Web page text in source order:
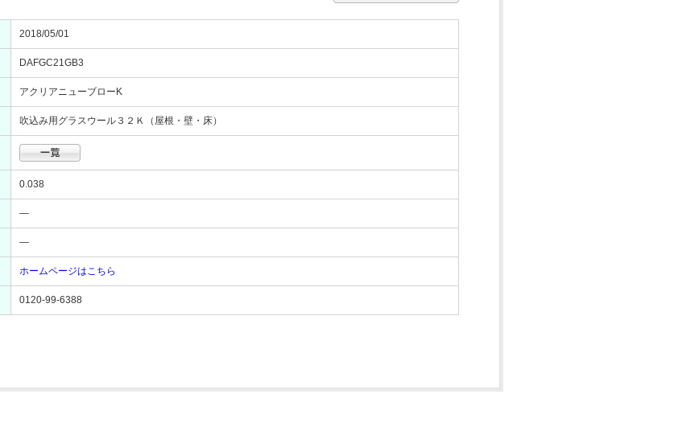
2018/05/01
DAFGC21GB3
アクリアニューブローK
吹込み用グラスウール３２Ｋ（屋根・壁・床）
0.038
―
―
ホームページはこちら
0120-99-6388